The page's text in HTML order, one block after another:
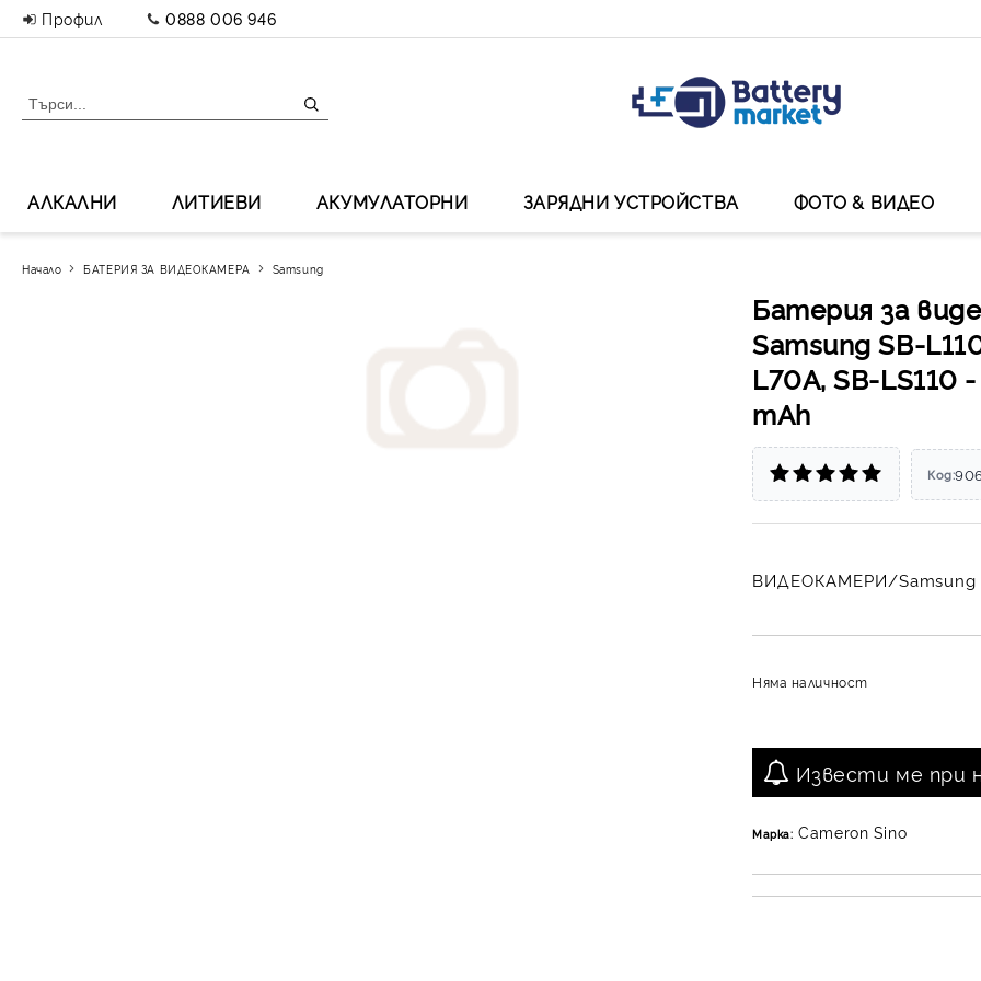
Профил 0888 006 946
АЛКАЛНИ ЛИТИЕВИ АКУМУЛАТОРНИ ЗАРЯДНИ УСТРОЙСТВА ФОТО & ВИДЕО
Начало БАТЕРИЯ ЗА ВИДЕОКАМЕРА Samsung
Батерия за
Samsung SB-
L70A, SB-LS110
mAh
Код:
ВИДЕОКАМЕРИ/Samsung
Няма наличност
Извести ме при
Марка: Cameron Sino